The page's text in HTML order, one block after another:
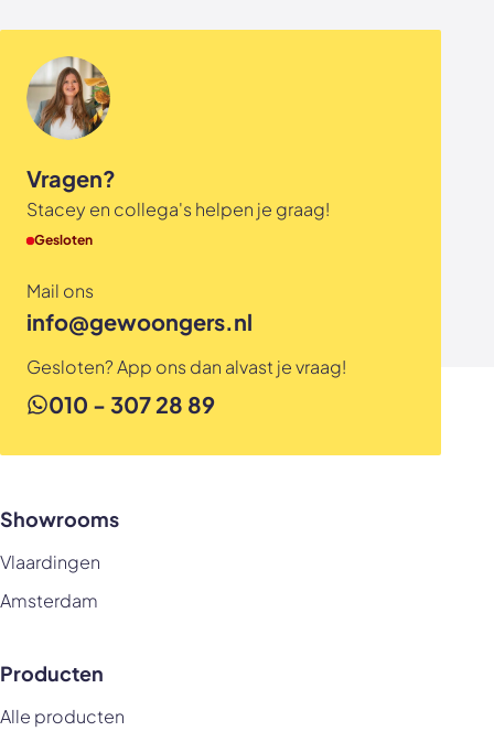
Vragen?
Stacey en collega's helpen je graag!
Gesloten
Mail ons
info@gewoongers.nl
Gesloten? App ons dan alvast je vraag!
010 - 307 28 89
Showrooms
Vlaardingen
Amsterdam
Producten
Alle producten